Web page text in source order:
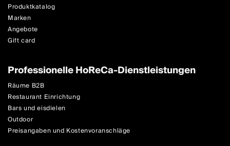
Produktkatalog
Marken
Angebote
Gift card
Professionelle HoReCa-Dienstleistungen
Räume B2B
Restaurant Einrichtung
Bars und eisdielen
Outdoor
Preisangaben und Kostenvoranschläge